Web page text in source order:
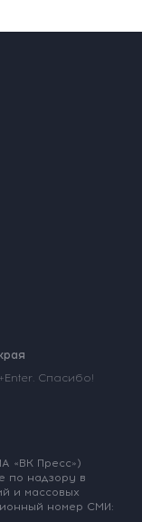
Спасибо!
«ВК Пресс»)
по надзору в
и массовых
номер СМИ: